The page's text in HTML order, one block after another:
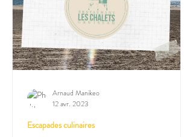
Escapades culinaires
Arnaud Manikeo
12 avr. 2023